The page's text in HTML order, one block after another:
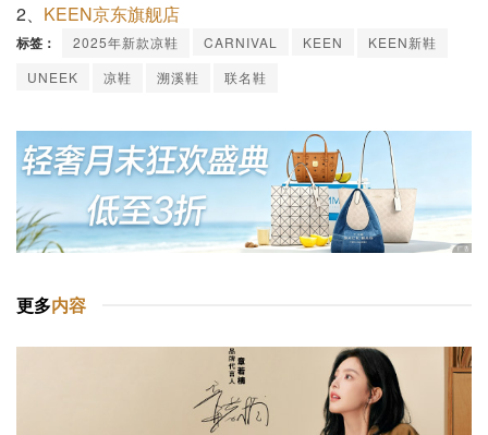
2、 KEEN京东旗舰店
标签： 2025年新款凉鞋 CARNIVAL KEEN
KEEN新鞋
UNEEK
凉鞋 溯溪鞋 联名鞋
更多内容